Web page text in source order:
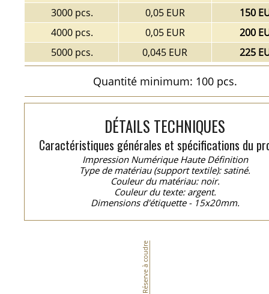
3000 pcs.
0,05 EUR
150
4000 pcs.
0,05 EUR
200
5000 pcs.
0,045 EUR 225
Quantité minimum: 100 pcs.
DÉTAILS TECHNIQUES
Caractéristiques générales et spécifications du
Impression Numérique Haute Définition
Type de matériau (support textile): satiné.
Couleur du matériau: noir.
Couleur du texte: argent.
Dimensions d'étiquette - 15x20mm.
Réserve à coudre